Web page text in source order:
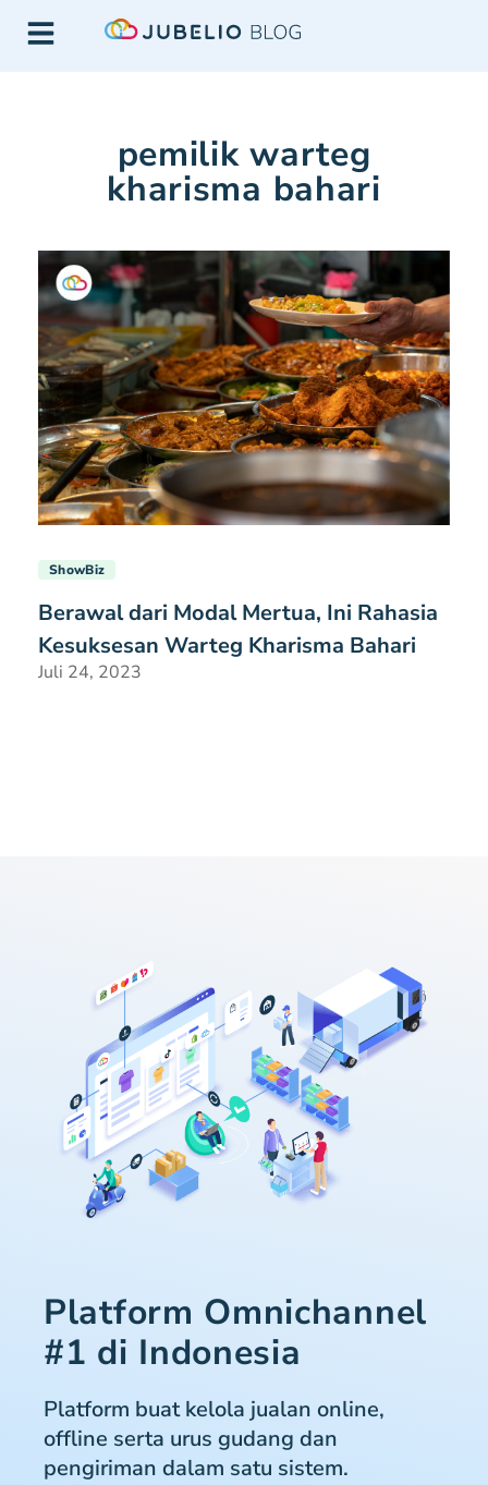
pemilik warteg
kharisma bahari
ShowBiz
Berawal dari Modal Mertua, Ini Rahasia
Kesuksesan Warteg Kharisma Bahari
Juli 24, 2023
Platform Omnichannel
#1 di Indonesia
Platform buat kelola jualan online,
offline serta urus gudang dan
pengiriman dalam satu sistem.